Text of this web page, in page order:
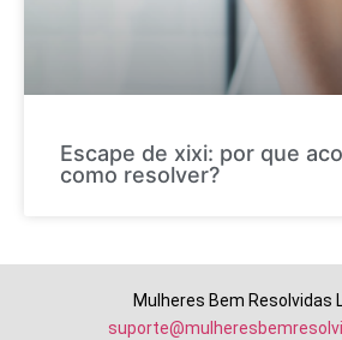
Escape de xixi: por que
como resolver?
Mulheres Bem Resolvidas